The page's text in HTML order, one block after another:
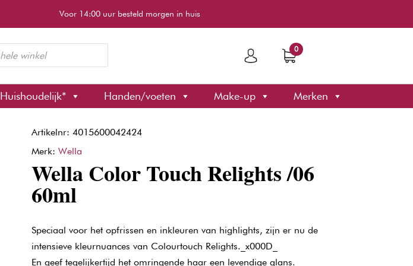
Voor 14:00 uur besteld morgen in huis
0
Huishoudelijk* Handen/voeten Make-up Merken
Artikelnr: 4015600042424
Merk: Wella
Wella Color Touch Relights /06
60ml
Speciaal voor het opfrissen en inkleuren van highlights, zijn er nu de
intensieve kleurnuances van Colourtouch Relights._x000D_
En geef tegelijkertijd het omringende haar een levendige glans.